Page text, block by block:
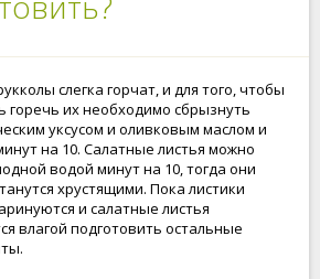
слегка горчат, и для того, чтобы
горечь их необходимо сбрызнуть
уксусом и оливковым маслом и
на 10. Салатные листья можно
водой минут на 10, тогда они
хрустящими. Пока листики
и салатные листья
влагой подготовить остальные